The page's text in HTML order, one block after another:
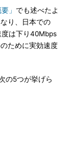
」 でも述べたよ
り、日本での
度は下り40Mbps
ために実効速度
の5つが挙げら